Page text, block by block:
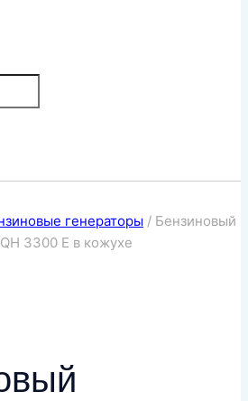
генераторы / Бензиновый
3300 E в кожухе